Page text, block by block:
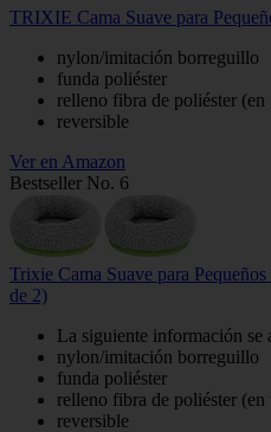
TRIXIE Cama Suave para
nylon/imitación borreguillo
funda poliéster
relleno fibra de poliéster (en
reversible
Ver en Amazon
Bestseller No. 6
Trixie Cama Suave para
de 2)
La siguiente información se
nylon/imitación borreguillo
funda poliéster
relleno fibra de poliéster (en
reversible